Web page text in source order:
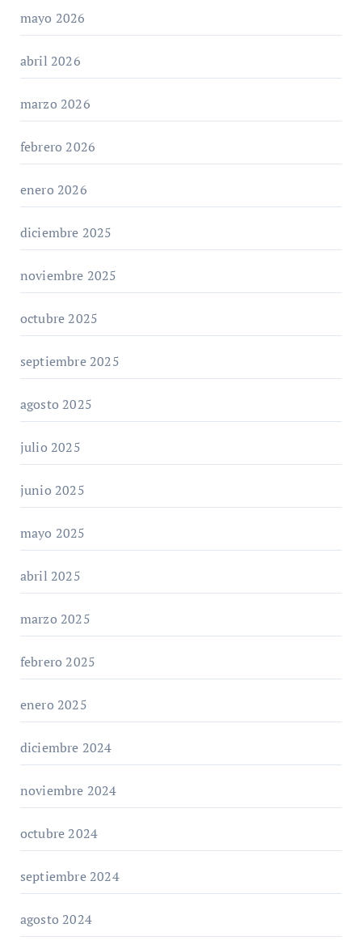
mayo 2026
abril 2026
marzo 2026
febrero 2026
enero 2026
diciembre 2025
noviembre 2025
octubre 2025
septiembre 2025
agosto 2025
julio 2025
junio 2025
mayo 2025
abril 2025
marzo 2025
febrero 2025
enero 2025
diciembre 2024
noviembre 2024
octubre 2024
septiembre 2024
agosto 2024